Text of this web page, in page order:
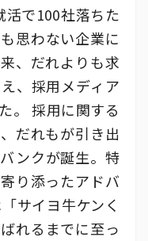
活で100社落ちた
思わない企業に
、だれよりも求
、採用メディア
。 採用に関する
だれもが引き出
ンクが誕生。特
り添ったアドバ
サイヨ牛ケンく
れるまでに至っ